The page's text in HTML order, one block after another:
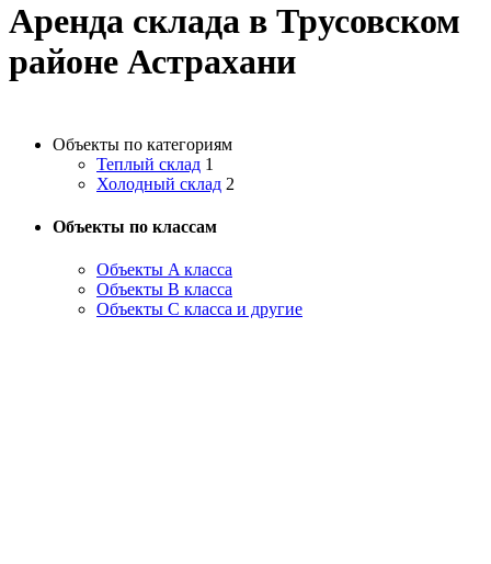
Аренда склада в Трусовском
районе Астрахани
Объекты по категориям
Теплый склад 1
Холодный склад 2
Объекты по классам
Объекты A класса
Объекты B класса
Объекты С класса и другие